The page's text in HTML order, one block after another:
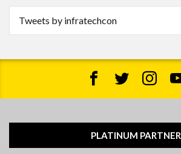
Tweets by infratechcon
PLATINUM PARTNER